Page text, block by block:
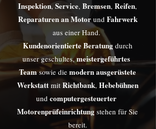
Inspektion, Service, Bremsen, Reifen,
Reparaturen an Motorund Fahrwerk
aus einer Hand.
Kundenorientierte Beratungdurch
unser geschultes,meistergeführtes
Teamsowie die modern ausgerüstete
Werkstattmit Richtbank, Hebebühnen
und computergesteuerter
Motorenprüfeinrichtung stehen für Sie
bereit.